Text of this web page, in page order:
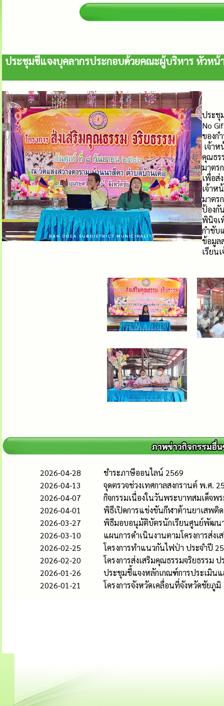
ประชุมชี้แจงบุคลากรประกอบด้วยคณะผู้บริหาร หัวหน้
ประชุ
No
ของก
เจ้า
คุณธร
มาตร
เพื่อส่
เจ้าห
มาตร
ป้องกั
พินิจเ
กำชับ
ข้อมูล
เรียน
2026-04-28
ชำระภาษีออนไลน์ 2569
2026-04-13
จุดตรวจช่วงเทศกาลสงกรานต์ พ.ศ.
2026-04-07
กิจกรรมเนื่องในวันพระบาทสมเด็จ
2026-04-01
พิธีเปิดการแข่งขันกีฬาต้านยาเสพติ
2026-03-27
พิธีมอบอนุมัติบัตรนักเรียนศูนย์พัฒนา
2026-03-10
แผนการดำเนินงานตามโครงการส่
2026-02-25
โครงการทำแนวกันไฟป่า ประจำปี
2026-02-20
โครงการส่งเสริมคุณธรรมจริยธรรม
2026-01-26
ประชุมชี้แจงหลักเกณฑ์การประเมิน
2026-01-21
โครงการจังหวัดเคลื่อนที่จังหวัดชัยภูมิ